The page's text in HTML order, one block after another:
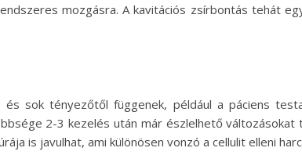
mozgásra. A kavitációs zsírbontás tehát
és sok tényezőtől függenek, például a páciens
2-3 kezelés után már észlelhető
is javulhat, ami különösen vonzó a cellulit elleni